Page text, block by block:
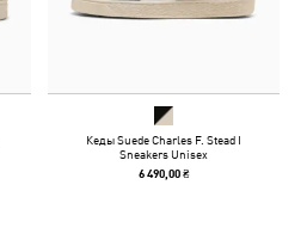
Кеды Suede Charles F. Stead I
Sneakers Unisex
6 490,00 ₴